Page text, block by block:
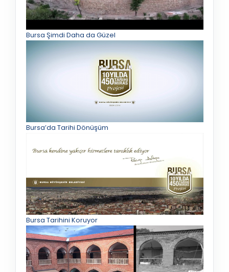
Bursa Şimdi Daha da Güzel
Bursa’da Tarihi Dönüşüm
Bursa Tarihini Koruyor